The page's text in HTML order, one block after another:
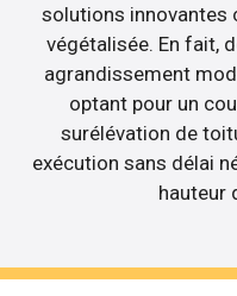
solutions innovantes
végétalisée. En fait,
agrandissement
optant pour un
surélévation de
exécution sans délai
hauteur